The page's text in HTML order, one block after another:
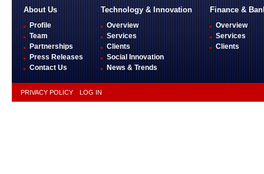
About Us
Profile
Team
Partnerships
Press Releases
Contact Us
Technology & Innovation
Overview
Services
Clients
Social Innovation
News & Trends
Finance &
Overview
Services
Clients
PRIVACY POLICY LOG IN